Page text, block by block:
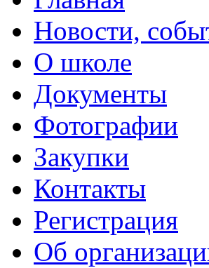
Новости,
О школе
Документы
Фотографии
Закупки
Контакты
Регистрация
Об